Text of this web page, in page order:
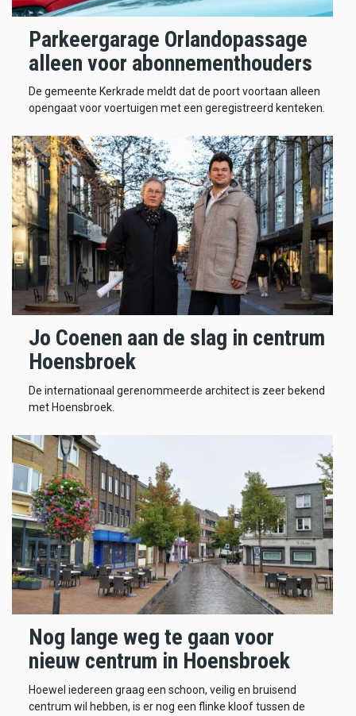
Parkeergarage Orlandopassage
alleen voor abonnementhouders
De gemeente Kerkrade meldt dat de poort voortaan alleen
opengaat voor voertuigen met een geregistreerd kenteken.
Jo Coenen aan de slag in centrum
Hoensbroek
De internationaal gerenommeerde architect is zeer bekend
met Hoensbroek.
Nog lange weg te gaan voor
nieuw centrum in Hoensbroek
Hoewel iedereen graag een schoon, veilig en bruisend
centrum wil hebben, is er nog een flinke kloof tussen de